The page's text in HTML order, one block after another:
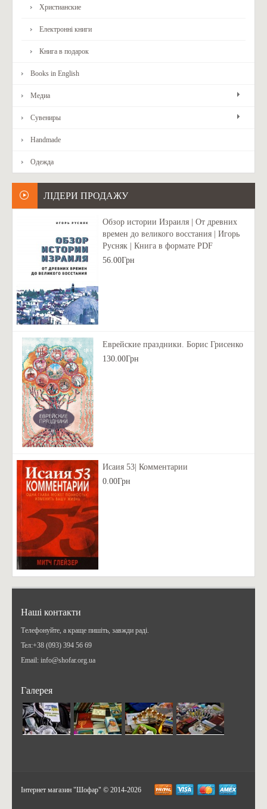
Христианские
Електронні книги
Книга в подарок
Books in English
Медиа
Сувениры
Handmade
Одежда
ЛІДЕРИ ПРОДАЖУ
Обзор истории Израиля | От древних
времен до великого восстания | Игорь
Русняк | Книга в формате PDF
56.00Грн
Еврейские праздники. Борис Грисенко
130.00Грн
Исаия 53| Комментарии
0.00Грн
Наші контакти
Телефонуйте, а краще пишіть, завжди раді.
Teл:+38 (093) 394 56 69
Email: info@shofar.org.ua
Галерея
Інтернет магазин "Шофар" © 2014-2026